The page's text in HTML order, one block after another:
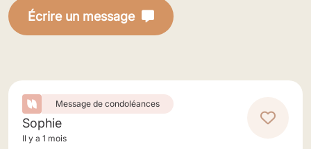
Écrire un message
Message de condoléances
Sophie
Il y a 1 mois